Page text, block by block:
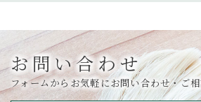
お問い合わせ
フォームからお気軽にお問い合わせ・ご